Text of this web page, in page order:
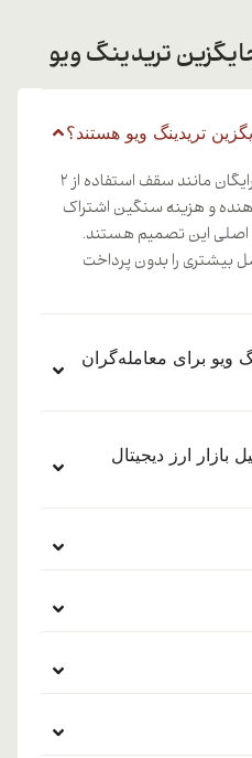
تریدینگ ویو
تریدینگ ویو هستند؟
محدودیت‌های شدید نسخه رایگان مانند سقف استفاده از ۲
و هزینه سنگین اشتراک
دلار) دلایل اصلی این تصمیم هستند.
بیشتری را بدون پرداخت
ویو برای معامله‌گران
بازار ارز دیجیتال